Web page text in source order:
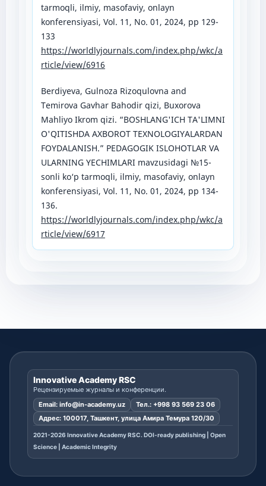
tarmoqli, ilmiy, masofaviy, onlayn
konferensiyasi, Vol. 11, No. 01, 2024, pp 129-
133
https://worldlyjournals.com/index.php/wkc/a
rticle/view/6916
Berdiyeva, Gulnoza Rizoqulovna and
Temirova Gavhar Bahodir qizi, Buxorova
Mahliyo Ikrom qizi. “BOSHLANG'ICH TA'LIMNI
O'QITISHDA AXBOROT TEXNOLOGIYALARDAN
FOYDALANISH.” PEDAGOGIK ISLOHOTLAR VA
ULARNING YECHIMLARI mavzusidagi №15-
sonli ko‘p tarmoqli, ilmiy, masofaviy, onlayn
konferensiyasi, Vol. 11, No. 01, 2024, pp 134-
136.
https://worldlyjournals.com/index.php/wkc/a
rticle/view/6917
Innovative Academy RSC
Рецензируемые журналы и конференции.
Email: info@in-academy.uz Тел.: +998 93 569 23 06
Адрес: 100017, Ташкент, улица Амира Темура 120/30
2021-2026 Innovative Academy RSC. DOI-ready publishing | Open
Science | Academic Integrity